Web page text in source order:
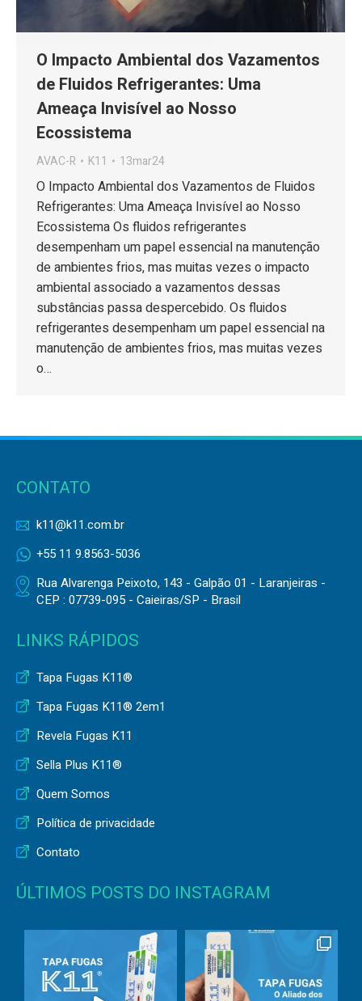
O Impacto Ambiental dos Vazamentos
de Fluidos Refrigerantes: Uma
Ameaça Invisível ao Nosso
Ecossistema
AVAC-R K11 13mar24
O Impacto Ambiental dos Vazamentos de Fluidos
Refrigerantes: Uma Ameaça Invisível ao Nosso
Ecossistema Os fluidos refrigerantes
desempenham um papel essencial na manutenção
de ambientes frios, mas muitas vezes o impacto
ambiental associado a vazamentos dessas
substâncias passa despercebido. Os fluidos
refrigerantes desempenham um papel essencial na
manutenção de ambientes frios, mas muitas vezes
o…
CONTATO
k11@k11.com.br
+55 11 9.8563-5036
Rua Alvarenga Peixoto, 143 - Galpão 01 - Laranjeiras -
CEP : 07739-095 - Caieiras/SP - Brasil
LINKS RÁPIDOS
Tapa Fugas K11®
Tapa Fugas K11® 2em1
Revela Fugas K11
Sella Plus K11®
Quem Somos
Política de privacidade
Contato
ÚLTIMOS POSTS DO INSTAGRAM